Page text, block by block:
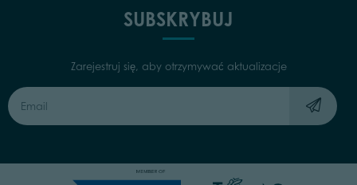
SUBSKRYBUJ
Zarejestruj się, aby otrzymywać aktualizacje